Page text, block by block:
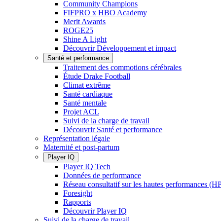
Community Champions
FIFPRO x HBO Academy
Merit Awards
ROGE25
Shine A Light
Découvrir Développement et impact
Santé et performance
Traitement des commotions cérébrales
Étude Drake Football
Climat extrême
Santé cardiaque
Santé mentale
Projet ACL
Suivi de la charge de travail
Découvrir Santé et performance
Représentation légale
Maternité et post-partum
Player IQ
Player IQ Tech
Données de performance
Réseau consultatif sur les hautes performances
Foresight
Rapports
Découvrir Player IQ